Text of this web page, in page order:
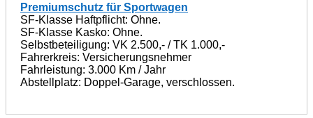
Premiumschutz für Sportwagen
SF-Klasse Haftpflicht: Ohne.
SF-Klasse Kasko: Ohne.
Selbstbeteiligung: VK 2.500,- / TK 1.000,-
Fahrerkreis: Versicherungsnehmer
Fahrleistung: 3.000 Km / Jahr
Abstellplatz: Doppel-Garage, verschlossen.